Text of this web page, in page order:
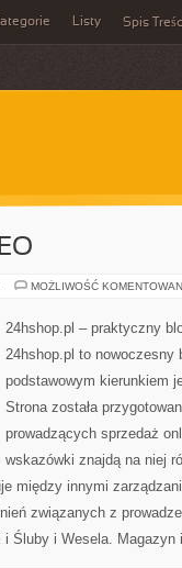
Listy Spis
MOŻLIWOŚĆ
24hshop.pl – praktyczny
24hshop.pl to nowoczesny
podstawowym kierunkiem
Strona została
prowadzących sprzedaż
wskazówki znajdą na niej
między innymi
związanych z
i Śluby i Wesela.